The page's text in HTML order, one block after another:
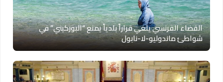
القضاء الفرنسي يلغي قراراً بلدياً يمنع “البوركيني” في
شواطئ ماندوليو-لا-نابول